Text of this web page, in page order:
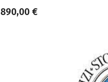
890,00 €